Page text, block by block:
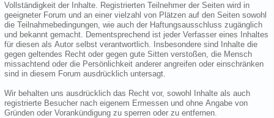
Vollständigkeit der Inhalte. Registrierten Teilnehmer der Seiten wird in
geeigneter Forum und an einer vielzahl von Plätzen auf den Seiten sowohl
die Teilnahmebedingungen, wie auch der Haftungsausschluss zugänglich
und bekannt gemacht. Dementsprechend ist jeder Verfasser eines Inhaltes
für diesen als Autor selbst verantwortlich. Insbesondere sind Inhalte die
gegen geltendes Recht oder gegen gute Sitten verstoßen, die Mensch
missachtend oder die Persönlichkeit anderer angreifen oder einschränken
sind in diesem Forum ausdrücklich untersagt.
Wir behalten uns ausdrücklich das Recht vor, sowohl Inhalte als auch
registrierte Besucher nach eigenem Ermessen und ohne Angabe von
Gründen oder Vorankündigung zu sperren oder zu entfernen.